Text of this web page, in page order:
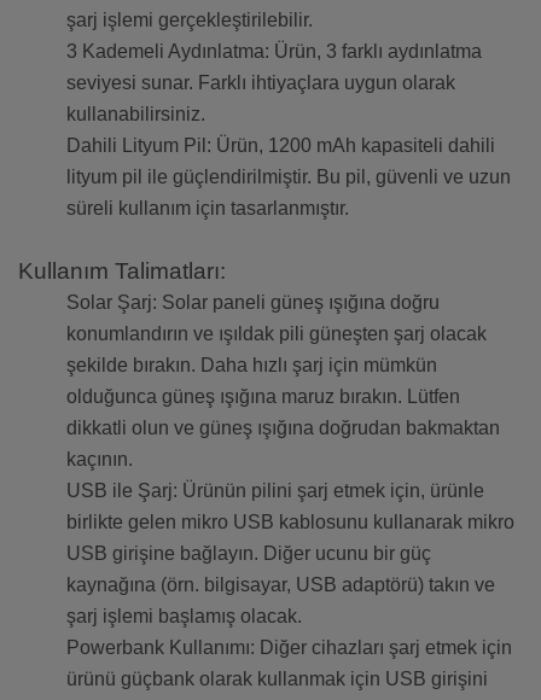
şarj işlemi gerçekleştirilebilir.
3 Kademeli Aydınlatma: Ürün, 3 farklı aydınlatma
seviyesi sunar. Farklı ihtiyaçlara uygun olarak
kullanabilirsiniz.
Dahili Lityum Pil: Ürün, 1200 mAh kapasiteli dahili
lityum pil ile güçlendirilmiştir. Bu pil, güvenli ve uzun
süreli kullanım için tasarlanmıştır.
Kullanım Talimatları:
Solar Şarj: Solar paneli güneş ışığına doğru
konumlandırın ve ışıldak pili güneşten şarj olacak
şekilde bırakın. Daha hızlı şarj için mümkün
olduğunca güneş ışığına maruz bırakın. Lütfen
dikkatli olun ve güneş ışığına doğrudan bakmaktan
kaçının.
USB ile Şarj: Ürünün pilini şarj etmek için, ürünle
birlikte gelen mikro USB kablosunu kullanarak mikro
USB girişine bağlayın. Diğer ucunu bir güç
kaynağına (örn. bilgisayar, USB adaptörü) takın ve
şarj işlemi başlamış olacak.
Powerbank Kullanımı: Diğer cihazları şarj etmek için
ürünü güçbank olarak kullanmak için USB girişini